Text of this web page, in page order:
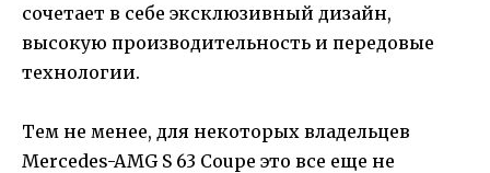
сочетает в себе эксклюзивный дизайн,
высокую производительность и передовые
технологии.
Тем не менее, для некоторых владельцев
Mercedes-AMG S 63 Coupe это все еще не